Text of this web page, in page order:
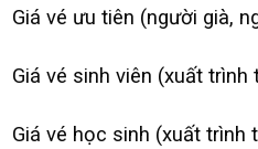
Giá vé ưu tiên (người già,
Giá vé sinh viên (xuất trình
Giá vé học sinh (xuất trình